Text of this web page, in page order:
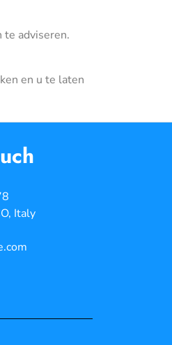
adviseren.
en u te laten
Italy